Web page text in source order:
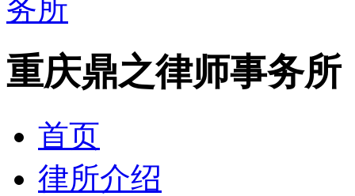
重庆鼎之律师事务所
首页
律所介绍